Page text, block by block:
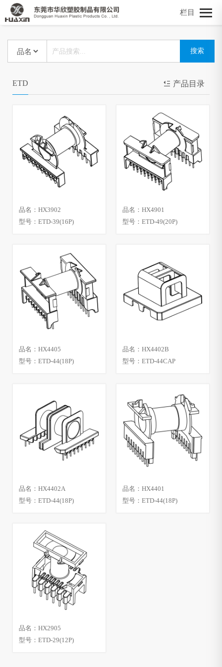
栏目
ETD 产品目录
品名：HX3902
型号：ETD-39(16P)
品名：HX4901
型号：ETD-49(20P)
品名：HX4405
型号：ETD-44(18P)
品名：HX4402B
型号：ETD-44CAP
品名：HX4402A
型号：ETD-44(18P)
品名：HX4401
型号：ETD-44(18P)
品名：HX2905
型号：ETD-29(12P)